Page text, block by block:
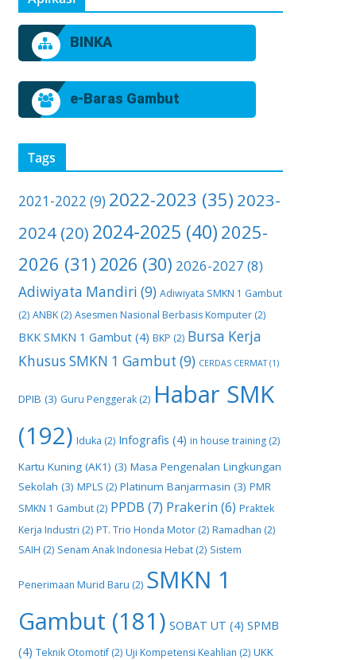
BINKA
e-Baras Gambut
Tags
2021-2022 (9) 2022-2023 (35) 2023-
2024 (20) 2024-2025 (40) 2025-
2026 (31) 2026 (30) 2026-2027 (8)
Adiwiyata Mandiri (9) Adiwiyata SMKN 1 Gambut
(2) ANBK (2) Asesmen Nasional Berbasis Komputer (2)
BKK SMKN 1 Gambut (4) BKP (2) Bursa Kerja
Khusus SMKN 1 Gambut (9) CERDAS CERMAT(1)
DPIB (3) Guru Penggerak (2) Habar SMK
(192) Iduka (2) Infografis (4) in house training (2)
Kartu Kuning (AK1) (3) Masa Pengenalan Lingkungan
Sekolah (3) MPLS (2) Platinum Banjarmasin (3) PMR
SMKN 1 Gambut (2) PPDB (7) Prakerin (6) Praktek
Kerja Industri (2) PT. Trio Honda Motor (2) Ramadhan (2)
SAIH (2) Senam Anak Indonesia Hebat (2) Sistem
Penerimaan Murid Baru (2) SMKN 1
Gambut (181) SOBAT UT (4) SPMB
(4) Teknik Otomotif(2) Uji Kompetensi Keahlian (2) UKK